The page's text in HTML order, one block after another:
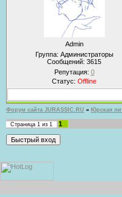
Admin
Группа: Администраторы
Сообщений: 3615
Репутация: 0
Статус: Offline
Форум сайта JURASSIC.RU » Юрская
Страница 1 из 1 1